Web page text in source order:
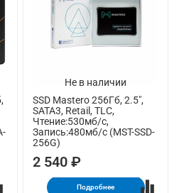
Не в наличии
SSD Mastero 256Гб, 2.5",
SATA3, Retail, TLC,
Чтение:530мб/с,
Запись:480мб/с (MST-SSD-
256G)
2 540 ₽
Подробнее